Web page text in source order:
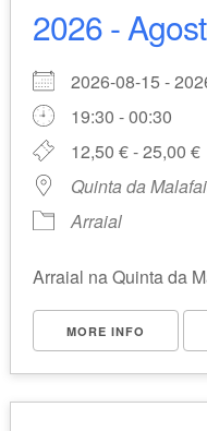
2026 -
2026-08-15 -
19:30 - 00:30
12,50 € - 25,00 €
Quinta da
Arraial
Arraial na Quinta da
MORE INFO